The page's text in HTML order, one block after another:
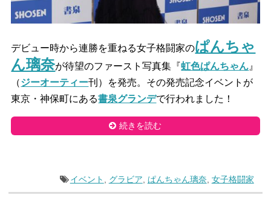
デビュー時から連勝を重ねる女子格闘家のぱんちゃ
ん璃奈が待望のファースト写真集『虹色ぱんちゃん 』
（ジーオーティー刊）を発売。その発売記念イベントが
東京・神保町にある書泉グランデで行われました！
続きを読む
イベント グラビア ぱんちゃん璃奈 女子格闘家